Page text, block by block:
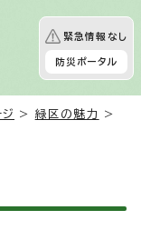
緊急情報なし
防災ポータル
> 緑区の魅力
>